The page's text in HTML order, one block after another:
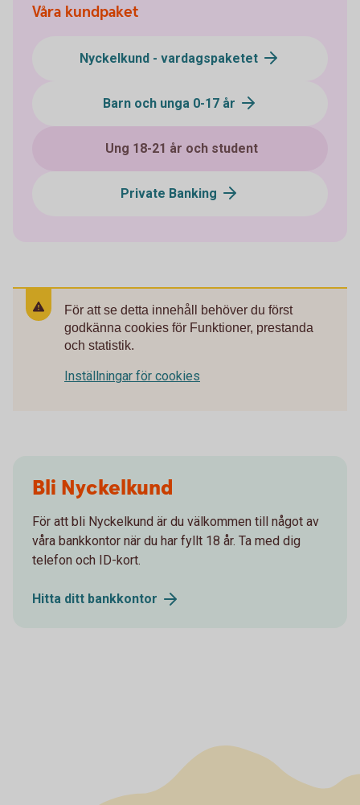
Våra kundpaket
Nyckelkund - vardagspaketet
Barn och unga 0-17 år
Ung 18-21 år och student
Private Banking
För att se detta innehåll behöver du först
godkänna cookies för Funktioner, prestanda
och statistik.
Inställningar för cookies
Bli Nyckelkund
För att bli Nyckelkund är du välkommen till något av
våra bankkontor när du har fyllt 18 år. Ta med dig
telefon och ID-kort.
Hitta ditt bankkontor